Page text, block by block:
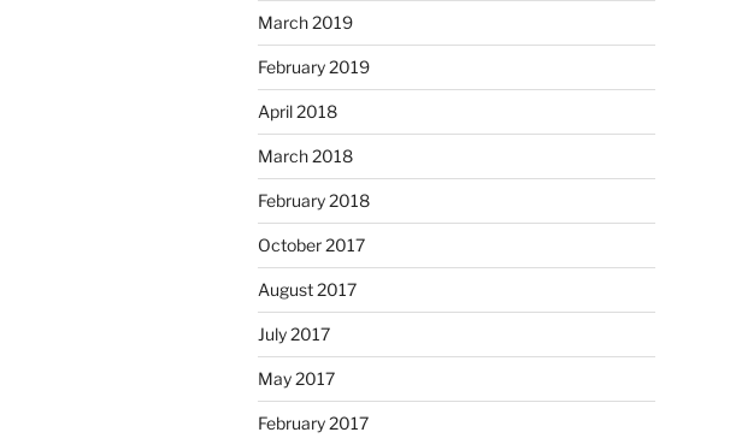
March 2019
February 2019
April 2018
March 2018
February 2018
October 2017
August 2017
July 2017
May 2017
February 2017